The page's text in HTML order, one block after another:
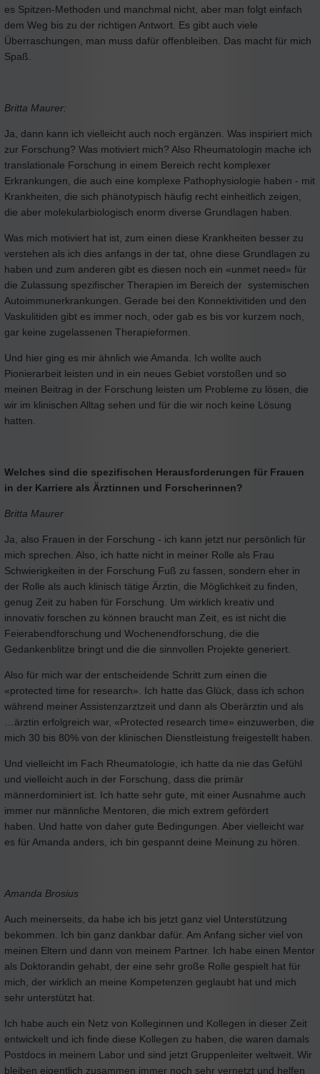
es Spitzen-Methoden und manchmal nicht, aber man folgt einfach
dem Weg bis zu der richtigen Antwort. Es gibt auch viele
Überraschungen, man muss dafür offenbleiben. Das macht für mich
Spaß.
Britta Maurer:
Ja, dann kann ich vielleicht auch noch ergänzen. Was inspiriert mich
zur Forschung? Was motiviert mich? Also Rheumatologin mache ich
translationale Forschung in einem Bereich recht komplexer
Erkrankungen, die auch eine komplexe Pathophysiologie haben - mit
Krankheiten, die sich phänotypisch häufig recht einheitlich zeigen,
die aber molekularbiologisch enorm diverse Grundlagen haben.
Was mich motiviert hat ist, zum einen diese Krankheiten besser zu
verstehen als ich dies anfangs in der tat, ohne diese Grundlagen zu
haben und zum anderen gibt es diesen noch ein «unmet need» für
die Zulassung spezifischer Therapien im Bereich der systemischen
Autoimmunerkrankungen. Gerade bei den Konnektivitiden und den
Vaskulitiden gibt es immer noch, oder gab es bis vor kurzem noch,
gar keine zugelassenen Therapieformen.
Und hier ging es mir ähnlich wie Amanda. Ich wollte auch
Pionierarbeit leisten und in ein neues Gebiet vorstoßen und so
meinen Beitrag in der Forschung leisten um Probleme zu lösen, die
wir im klinischen Alltag sehen und für die wir noch keine Lösung
hatten.
Welches sind die spezifischen Herausforderungen für Frauen
in der Karriere als Ärztinnen und Forscherinnen?
Britta Maurer
Ja, also Frauen in der Forschung - ich kann jetzt nur persönlich für
mich sprechen. Also, ich hatte nicht in meiner Rolle als Frau
Schwierigkeiten in der Forschung Fuß zu fassen, sondern eher in
der Rolle als auch klinisch tätige Ärztin, die Möglichkeit zu finden,
genug Zeit zu haben für Forschung. Um wirklich kreativ und
innovativ forschen zu können braucht man Zeit, es ist nicht die
Feierabendforschung und Wochenendforschung, die die
Gedankenblitze bringt und die die sinnvollen Projekte generiert.
Also für mich war der entscheidende Schritt zum einen die
«protected time for research». Ich hatte das Glück, dass ich schon
während meiner Assistenzarztzeit und dann als Oberärztin und als
…ärztin erfolgreich war, «Protected research time» einzuwerben, die
mich 30 bis 80% von der klinischen Dienstleistung freigestellt haben.
Und vielleicht im Fach Rheumatologie, ich hatte da nie das Gefühl
und vielleicht auch in der Forschung, dass die primär
männerdominiert ist. Ich hatte sehr gute, mit einer Ausnahme auch
immer nur männliche Mentoren, die mich extrem gefördert
haben. Und hatte von daher gute Bedingungen. Aber vielleicht war
es für Amanda anders, ich bin gespannt deine Meinung zu hören.
Amanda Brosius
Auch meinerseits, da habe ich bis jetzt ganz viel Unterstützung
bekommen. Ich bin ganz dankbar dafür. Am Anfang sicher viel von
meinen Eltern und dann von meinem Partner. Ich habe einen Mentor
als Doktorandin gehabt, der eine sehr große Rolle gespielt hat für
mich, der wirklich an meine Kompetenzen geglaubt hat und mich
sehr unterstützt hat.
Ich habe auch ein Netz von Kolleginnen und Kollegen in dieser Zeit
entwickelt und ich finde diese Kollegen zu haben, die waren damals
Postdocs in meinem Labor und sind jetzt Gruppenleiter weltweit. Wir
bleiben eigentlich zusammen immer noch sehr vernetzt und helfen